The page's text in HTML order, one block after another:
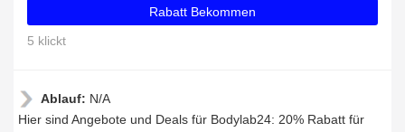
Rabatt Bekommen
5 klickt
Ablauf: N/A
Hier sind Angebote und Deals für Bodylab24: 20% Rabatt für